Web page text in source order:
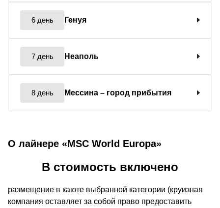
6 день Генуя
7 день Неаполь
8 день Мессина – город прибытия
О лайнере «MSC World Europa»
В стоимость включено
размещение в каюте выбранной категории (круизная
компания оставляет за собой право предоставить